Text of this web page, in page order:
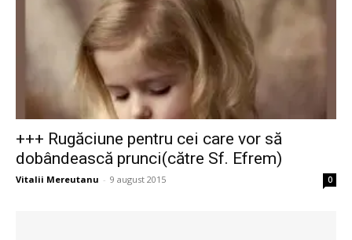
+++ Rugăciune pentru cei care vor să
dobândească prunci(către Sf. Efrem)
Vitalii Mereutanu - 9 august 2015 0